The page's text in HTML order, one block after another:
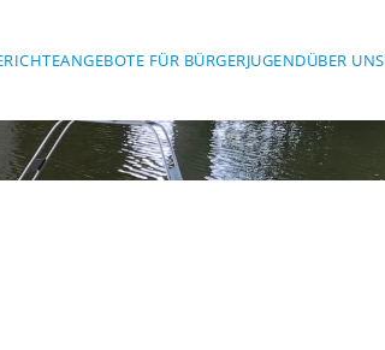
ANGEBOTE FÜR BÜRGERJUGENDÜBER UNS